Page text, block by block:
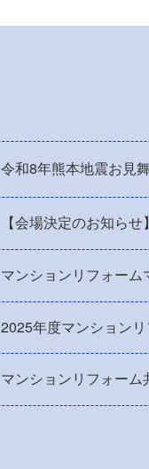
令和8年熊本地震お見
【会場決定のお知ら
マンションリフォー
2025年度マンション
マンションリフォー